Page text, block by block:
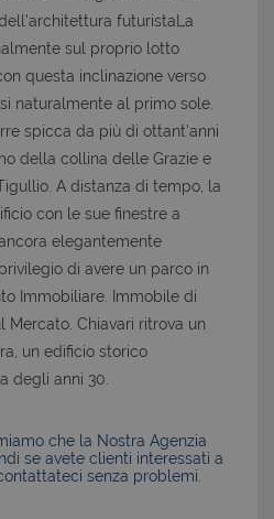
futuristaLa
sul proprio lotto
questa inclinazione verso
naturalmente al primo sole.
spicca da più di ottant'anni
della collina delle Grazie e
A distanza di tempo, la
con le sue finestre a
elegantemente
di avere un parco in
Immobiliare. Immobile di
Mercato. Chiavari ritrova un
un edificio storico
degli anni 30.
che la Nostra Agenzia
se avete clienti interessati a
senza problemi.